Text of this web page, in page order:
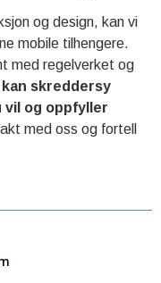
og design, kan vi
mobile tilhengere.
med regelverket og
kan skreddersy
vil og oppfyller
med oss ​​og fortell